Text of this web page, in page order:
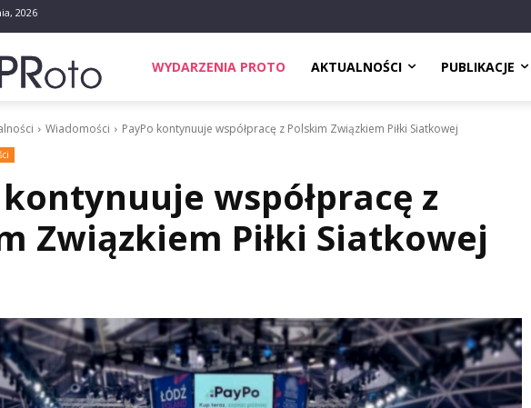
2026
WYDARZENIA PROTO AKTUALNOŚCI PUBLIKACJE
Wiadomości PayPo kontynuuje współpracę z Polskim Związkiem Piłki Siatkowej
kontynuuje współpracę z
Związkiem Piłki Siatkowej